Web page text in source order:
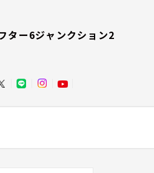
ター6ジャンクション2